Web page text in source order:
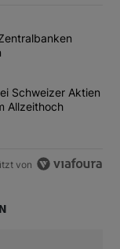
kommentierten
tiefe Nachfrage der
Insurance:
Schweizer Aktien
Allzeithoch
von